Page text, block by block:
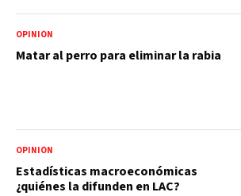
OPINIÓN
Matar al perro para eliminar la rabia
OPINIÓN
Estadísticas macroeconómicas
¿quiénes la difunden en LAC?